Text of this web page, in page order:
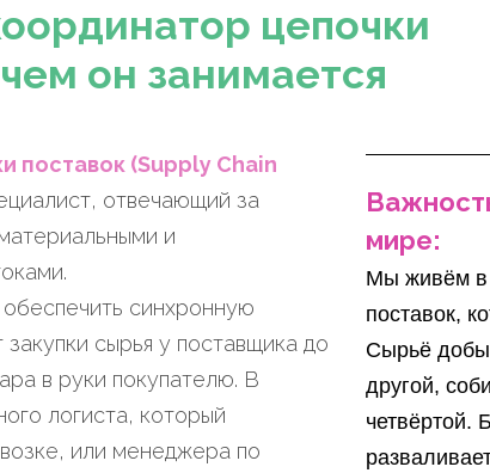
цепочки
он занимается
мире:
Мы живём в
поставок,
Сырьё
другой,
четвёртой.
поставок (Supply Chain
отвечающий за
и
обеспечить синхронную
закупки сырья у поставщика до
в руки покупателю. В
логиста, который
или менеджера по